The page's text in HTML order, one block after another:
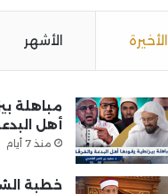
الأخيرة الأشهر
مباهلة
أهل
منذ 7 أيام
خطبة